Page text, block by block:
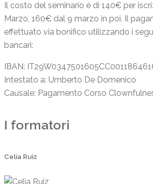
Il costo del seminario è di 140€ per
Marzo, 160€ dal 9 marzo in poi. Il
effettuato via bonifico utilizzando i
bancari:
IBAN:
Intestato a: Umberto De Domenico
Causale: Pagamento Corso
I formatori
Celia Ruiz